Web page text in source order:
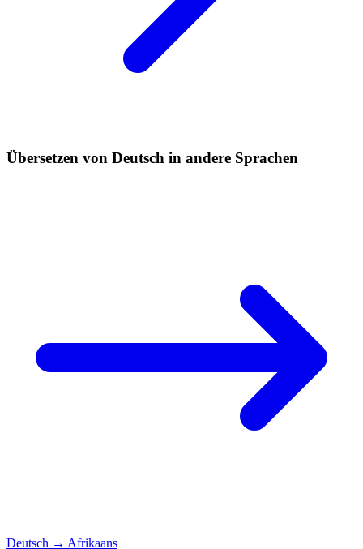
Übersetzen von Deutsch in andere Sprachen
Deutsch → Afrikaans